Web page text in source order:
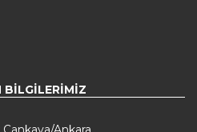
BILGILERIMIZ